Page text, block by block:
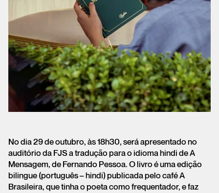
No dia 29 de outubro, às 18h30, será apresentado no
auditório da FJS a tradução para o idioma hindi de A
Mensagem, de Fernando Pessoa. O livro é uma edição
bilingue (português – hindi) publicada pelo café A
Brasileira, que tinha o poeta como frequentador, e faz